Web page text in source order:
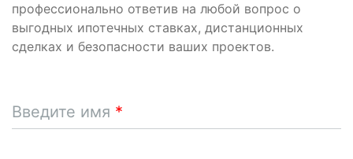
профессионально ответив на любой вопрос о
выгодных ипотечных ставках, дистанционных
сделках и безопасности ваших проектов.
Введите имя